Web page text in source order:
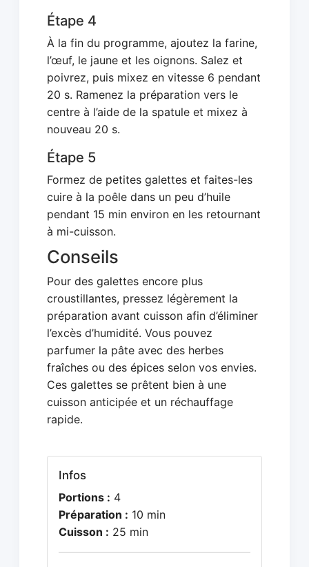
Étape 4
À la fin du programme, ajoutez la farine,
l’œuf, le jaune et les oignons. Salez et
poivrez, puis mixez en vitesse 6 pendant
20 s. Ramenez la préparation vers le
centre à l’aide de la spatule et mixez à
nouveau 20 s.
Étape 5
Formez de petites galettes et faites-les
cuire à la poêle dans un peu d’huile
pendant 15 min environ en les retournant
à mi-cuisson.
Conseils
Pour des galettes encore plus
croustillantes, pressez légèrement la
préparation avant cuisson afin d’éliminer
l’excès d’humidité. Vous pouvez
parfumer la pâte avec des herbes
fraîches ou des épices selon vos envies.
Ces galettes se prêtent bien à une
cuisson anticipée et un réchauffage
rapide.
Infos
Portions : 4
Préparation : 10 min
Cuisson : 25 min